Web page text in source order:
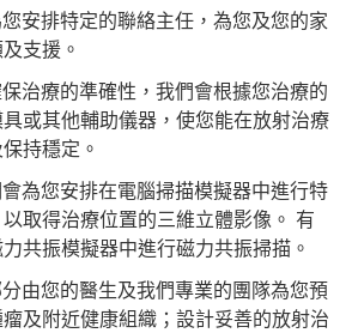
安排特定的聯絡主任，為您及您的家
支援。
治療的準確性，我們會根據您治療的
或其他輔助儀器，使您能在放射治療
持穩定。
為您安排在電腦掃描模擬器中進行特
取得治療位置的三維立體影像。 有
共振模擬器中進行磁力共振掃描。
由您的醫生及我們專業的團隊為您預
及附近健康組織；設計妥善的放射治